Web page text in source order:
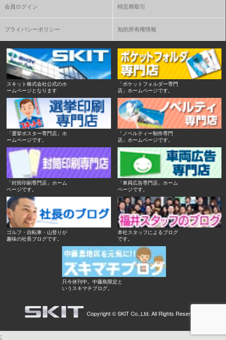
会員ログイン 特定商取引
プライバシーポリシー 知的所有権情報
スキット株式会社公式のホ
ームページとなります
「ポケットフォルダー専門
店」ホームページです。
「選挙ポスター専門店」ホ
ームページです。
「ノベルティー制作専門
店」ホームページです。
「封筒印刷専門店」ホーム
ページです。
「車両広告専門店」ホーム
ページです。
ゴルフ・自転車・山登りが
趣味の社長ブログです。
本社スタッフによるブログ
です。
只今休刊中。中藤島限定と
いうスキマチブログ。
Copyright ©SKiT Co.,Ltd. All Rights Reserved.
;